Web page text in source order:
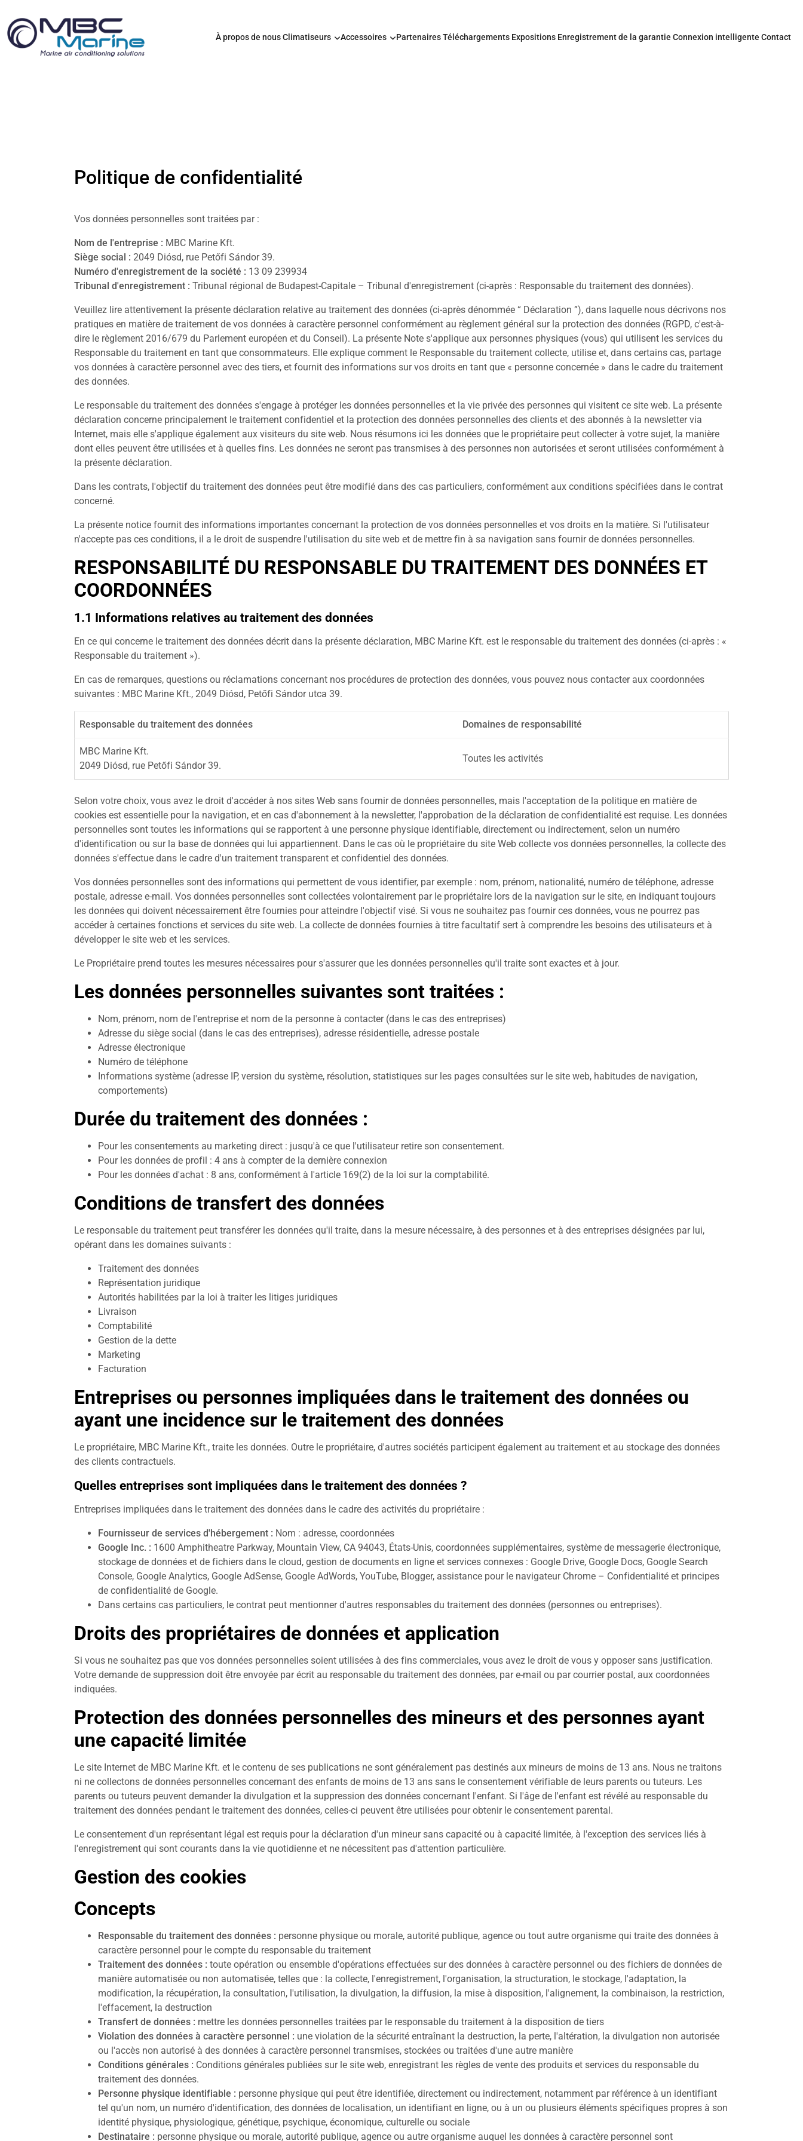
À propos de nousClimatiseurs Accessoires PartenairesTéléchargements Expositions Enregistrement de la garantie Connexion intelligente Contact
Politique de confidentialité
Vos données personnelles sont traitées par :
Nom de l'entreprise : MBC Marine Kft.
Siège social : 2049 Diósd, rue Petőfi Sándor 39.
Numéro d'enregistrement de la société : 13 09 239934
Tribunal d'enregistrement : Tribunal régional de Budapest-Capitale – Tribunal d'enregistrement (ci-après : Responsable du traitement des données).
Veuillez lire attentivement la présente déclaration relative au traitement des données (ci-après dénommée “ Déclaration ”), dans laquelle nous décrivons nos
pratiques en matière de traitement de vos données à caractère personnel conformément au règlement général sur la protection des données (RGPD, c'est-à-
dire le règlement 2016/679 du Parlement européen et du Conseil). La présente Note s'applique aux personnes physiques (vous) qui utilisent les services du
Responsable du traitement en tant que consommateurs. Elle explique comment le Responsable du traitement collecte, utilise et, dans certains cas, partage
vos données à caractère personnel avec des tiers, et fournit des informations sur vos droits en tant que « personne concernée » dans le cadre du traitement
des données.
Le responsable du traitement des données s'engage à protéger les données personnelles et la vie privée des personnes qui visitent ce site web. La présente
déclaration concerne principalement le traitement confidentiel et la protection des données personnelles des clients et des abonnés à la newsletter via
Internet, mais elle s'applique également aux visiteurs du site web. Nous résumons ici les données que le propriétaire peut collecter à votre sujet, la manière
dont elles peuvent être utilisées et à quelles fins. Les données ne seront pas transmises à des personnes non autorisées et seront utilisées conformément à
la présente déclaration.
Dans les contrats, l'objectif du traitement des données peut être modifié dans des cas particuliers, conformément aux conditions spécifiées dans le contrat
concerné.
La présente notice fournit des informations importantes concernant la protection de vos données personnelles et vos droits en la matière. Si l'utilisateur
n'accepte pas ces conditions, il a le droit de suspendre l'utilisation du site web et de mettre fin à sa navigation sans fournir de données personnelles.
RESPONSABILITÉ DU RESPONSABLE DU TRAITEMENT DES DONNÉES ET
COORDONNÉES
1.1 Informations relatives au traitement des données
En ce qui concerne le traitement des données décrit dans la présente déclaration, MBC Marine Kft. est le responsable du traitement des données (ci-après : «
Responsable du traitement »).
En cas de remarques, questions ou réclamations concernant nos procédures de protection des données, vous pouvez nous contacter aux coordonnées
suivantes : MBC Marine Kft., 2049 Diósd, Petőfi Sándor utca 39.
Responsable du traitement des données Domaines de responsabilité
MBC Marine Kft.
2049 Diósd, rue Petőfi Sándor 39.
Toutes les activités
Selon votre choix, vous avez le droit d'accéder à nos sites Web sans fournir de données personnelles, mais l'acceptation de la politique en matière de
cookies est essentielle pour la navigation, et en cas d'abonnement à la newsletter, l'approbation de la déclaration de confidentialité est requise. Les données
personnelles sont toutes les informations qui se rapportent à une personne physique identifiable, directement ou indirectement, selon un numéro
d'identification ou sur la base de données qui lui appartiennent. Dans le cas où le propriétaire du site Web collecte vos données personnelles, la collecte des
données s'effectue dans le cadre d'un traitement transparent et confidentiel des données.
Vos données personnelles sont des informations qui permettent de vous identifier, par exemple : nom, prénom, nationalité, numéro de téléphone, adresse
postale, adresse e-mail. Vos données personnelles sont collectées volontairement par le propriétaire lors de la navigation sur le site, en indiquant toujours
les données qui doivent nécessairement être fournies pour atteindre l'objectif visé. Si vous ne souhaitez pas fournir ces données, vous ne pourrez pas
accéder à certaines fonctions et services du site web. La collecte de données fournies à titre facultatif sert à comprendre les besoins des utilisateurs et à
développer le site web et les services.
Le Propriétaire prend toutes les mesures nécessaires pour s'assurer que les données personnelles qu'il traite sont exactes et à jour.
Les données personnelles suivantes sont traitées :
Nom, prénom, nom de l'entreprise et nom de la personne à contacter (dans le cas des entreprises)
Adresse du siège social (dans le cas des entreprises), adresse résidentielle, adresse postale
Adresse électronique
Numéro de téléphone
Informations système (adresse IP, version du système, résolution, statistiques sur les pages consultées sur le site web, habitudes de navigation,
comportements)
Durée du traitement des données :
Pour les consentements au marketing direct : jusqu'à ce que l'utilisateur retire son consentement.
Pour les données de profil : 4 ans à compter de la dernière connexion
Pour les données d'achat : 8 ans, conformément à l'article 169(2) de la loi sur la comptabilité.
Conditions de transfert des données
Le responsable du traitement peut transférer les données qu'il traite, dans la mesure nécessaire, à des personnes et à des entreprises désignées par lui,
opérant dans les domaines suivants :
Traitement des données
Représentation juridique
Autorités habilitées par la loi à traiter les litiges juridiques
Livraison
Comptabilité
Gestion de la dette
Marketing
Facturation
Entreprises ou personnes impliquées dans le traitement des données ou
ayant une incidence sur le traitement des données
Le propriétaire, MBC Marine Kft., traite les données. Outre le propriétaire, d'autres sociétés participent également au traitement et au stockage des données
des clients contractuels.
Quelles entreprises sont impliquées dans le traitement des données ?
Entreprises impliquées dans le traitement des données dans le cadre des activités du propriétaire :
Fournisseur de services d'hébergement : Nom : adresse, coordonnées
Google Inc. : 1600 Amphitheatre Parkway, Mountain View, CA 94043, États-Unis, coordonnées supplémentaires, système de messagerie électronique,
stockage de données et de fichiers dans le cloud, gestion de documents en ligne et services connexes : Google Drive, Google Docs, Google Search
Console, Google Analytics, Google AdSense, Google AdWords, YouTube, Blogger, assistance pour le navigateur Chrome – Confidentialité et principes
de confidentialité de Google.
Dans certains cas particuliers, le contrat peut mentionner d'autres responsables du traitement des données (personnes ou entreprises).
Droits des propriétaires de données et application
Si vous ne souhaitez pas que vos données personnelles soient utilisées à des fins commerciales, vous avez le droit de vous y opposer sans justification.
Votre demande de suppression doit être envoyée par écrit au responsable du traitement des données, par e-mail ou par courrier postal, aux coordonnées
indiquées.
Protection des données personnelles des mineurs et des personnes ayant
une capacité limitée
Le site Internet de MBC Marine Kft. et le contenu de ses publications ne sont généralement pas destinés aux mineurs de moins de 13 ans. Nous ne traitons
ni ne collectons de données personnelles concernant des enfants de moins de 13 ans sans le consentement vérifiable de leurs parents ou tuteurs. Les
parents ou tuteurs peuvent demander la divulgation et la suppression des données concernant l'enfant. Si l'âge de l'enfant est révélé au responsable du
traitement des données pendant le traitement des données, celles-ci peuvent être utilisées pour obtenir le consentement parental.
Le consentement d'un représentant légal est requis pour la déclaration d'un mineur sans capacité ou à capacité limitée, à l'exception des services liés à
l'enregistrement qui sont courants dans la vie quotidienne et ne nécessitent pas d'attention particulière.
Gestion des cookies
Concepts
Responsable du traitement des données : personne physique ou morale, autorité publique, agence ou tout autre organisme qui traite des données à
caractère personnel pour le compte du responsable du traitement
Traitement des données : toute opération ou ensemble d'opérations effectuées sur des données à caractère personnel ou des fichiers de données de
manière automatisée ou non automatisée, telles que : la collecte, l'enregistrement, l'organisation, la structuration, le stockage, l'adaptation, la
modification, la récupération, la consultation, l'utilisation, la divulgation, la diffusion, la mise à disposition, l'alignement, la combinaison, la restriction,
l'effacement, la destruction
Transfert de données : mettre les données personnelles traitées par le responsable du traitement à la disposition de tiers
Violation des données à caractère personnel : une violation de la sécurité entraînant la destruction, la perte, l'altération, la divulgation non autorisée
ou l'accès non autorisé à des données à caractère personnel transmises, stockées ou traitées d'une autre manière
Conditions générales : Conditions générales publiées sur le site web, enregistrant les règles de vente des produits et services du responsable du
traitement des données.
Personne physique identifiable : personne physique qui peut être identifiée, directement ou indirectement, notamment par référence à un identifiant
tel qu'un nom, un numéro d'identification, des données de localisation, un identifiant en ligne, ou à un ou plusieurs éléments spécifiques propres à son
identité physique, physiologique, génétique, psychique, économique, culturelle ou sociale
Destinataire : personne physique ou morale, autorité publique, agence ou autre organisme auquel les données à caractère personnel sont